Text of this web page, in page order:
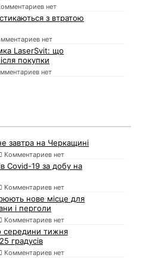
нет
з втратою
нет
LaserSvit: що
покупки
нет
завтра на Черкащині
Комментариев нет
Covid-19 за добу на
Комментариев нет
нове місце для
і перголи
Комментариев нет
середини тижня
градусів
Комментариев нет